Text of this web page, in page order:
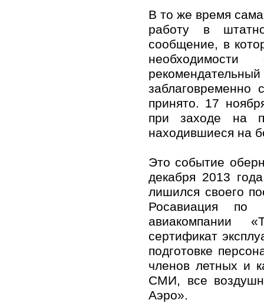
В то же время
работу в
сообщение, в
необходимости
заблаговременно
принято. 17
при заходе на
находившиеся на
Это событие
декабря 2013
лишился своего
Росавиация по
авиакомпании
сертификат
подготовке
членов летных и
СМИ, все
Аэро».